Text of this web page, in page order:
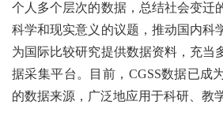
个人多个层次的数据，总结社会变迁
科学和现实意义的议题，推动国内科
为国际比较研究提供数据资料，充当
据采集平台。目前，CGSS数据已成
的数据来源，广泛地应用于科研、教